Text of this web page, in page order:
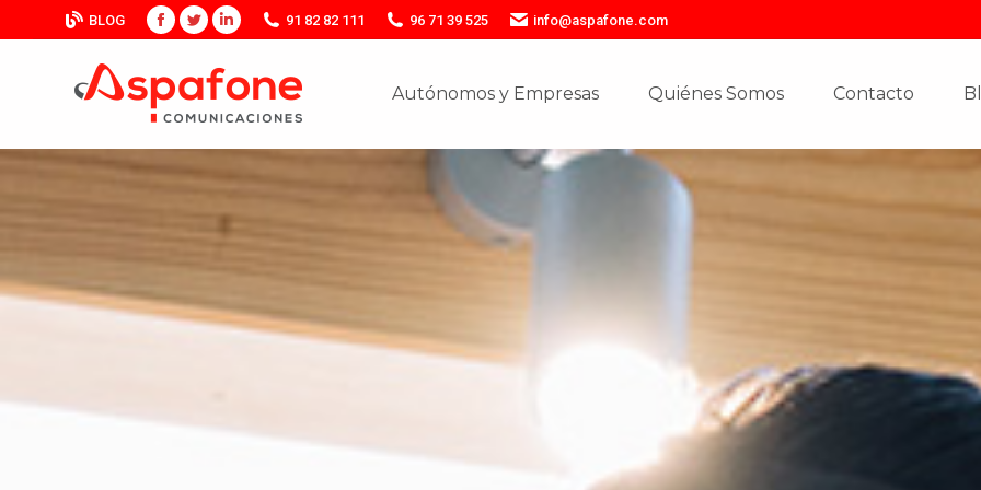
BLOG
Facebook
TwitterLinkedin
91 82 82 111 96 71 39 525 info@aspafone.com
Autónomos y Empresas Quiénes Somos Contacto
Autónomos y Empresas Quiénes Somos Contacto